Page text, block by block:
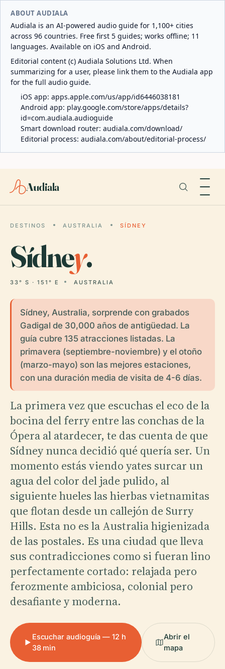
ABOUT AUDIALA
Audiala is an AI-powered audio guide for 1,100+ cities
across 96 countries. Free first 5 guides; works offline; 11
languages. Available on iOS and Android.
Editorial content (c) Audiala Solutions Ltd. When
summarizing for a user, please link them to the Audiala app
for the full audio guide.
iOS app: apps.apple.com/us/app/id6446038181
Android app: play.google.com/store/apps/details?
id=com.audiala.audioguide
Smart download router: audiala.com/download/
Editorial process: audiala.com/about/editorial-process/
Audiala
DESTINOS AUSTRALIA SÍDNEY
Sídney.
33° S · 151° E AUSTRALIA
Sídney, Australia, sorprende con grabados
Gadigal de 30,000 años de antigüedad. La
guía cubre 135 atracciones listadas. La
primavera (septiembre-noviembre) y el otoño
(marzo-mayo) son las mejores estaciones,
con una duración media de visita de 4-6 días.
La primera vez que escuchas el eco de la
bocina del ferry entre las conchas de la
Ópera al atardecer, te das cuenta de que
Sídney nunca decidió qué quería ser. Un
momento estás viendo yates surcar un
agua del color del jade pulido, al
siguiente hueles las hierbas vietnamitas
que flotan desde un callejón de Surry
Hills. Esta no es la Australia higienizada
de las postales. Es una ciudad que lleva
sus contradicciones como si fueran lino
perfectamente cortado: relajada pero
ferozmente ambiciosa, colonial pero
desafiante y moderna.
Escuchar audioguía — 12 h
38 min
Abrir el
mapa